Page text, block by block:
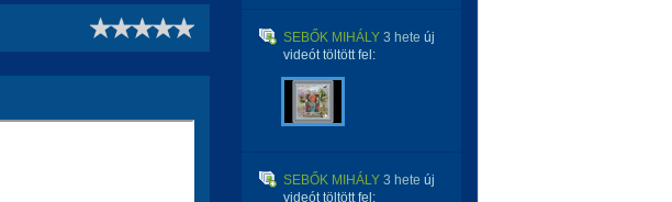
SEBŐK MIHÁLY 3 hete új
videót töltött fel:
SEBŐK MIHÁLY 3 hete új
videót töltött fel: